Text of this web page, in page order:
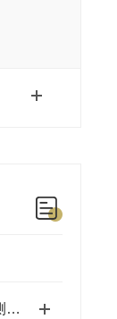
广东搅拌站手持式噪声检测仪JYB-Z使用说明